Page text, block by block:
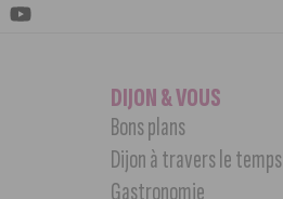
DIJON & VOUS
Bons plans
Dijon à travers le temps
Gastronomie